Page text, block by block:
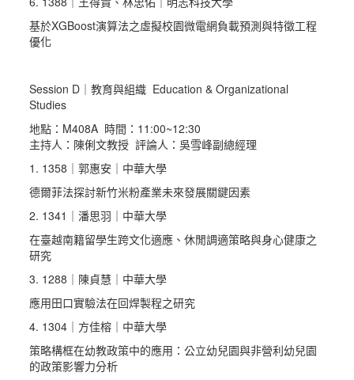
基於XGBoost演算法之虛擬校園微電網負載預測與特徵工程
優化
Session D｜教育與組織 Education & Organizational
Studies
地點：M408A 時間：11:00~12:30
主持人：陳俐文教授 評論人：吳雪峰副總經理
1. 1358｜郭惠安｜中華大學
德爾菲法探討新竹米粉產業未來發展關鍵因素
2. 1341｜潘思羽｜中華大學
在臺越南籍留學生跨文化適應、休閒調適策略與身心健康之
研究
3. 1288｜陳貞慧｜中華大學
應用田口實驗法在回焊製程之研究
4. 1304｜方佳榕｜中華大學
策略構框在幼教政策中的應用：公立幼兒園與非營利幼兒園
的政策影響力分析